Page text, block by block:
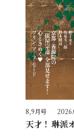
8,9月号
天才！ 琳派